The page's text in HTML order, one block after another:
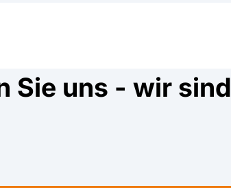
Sie uns - wir sind